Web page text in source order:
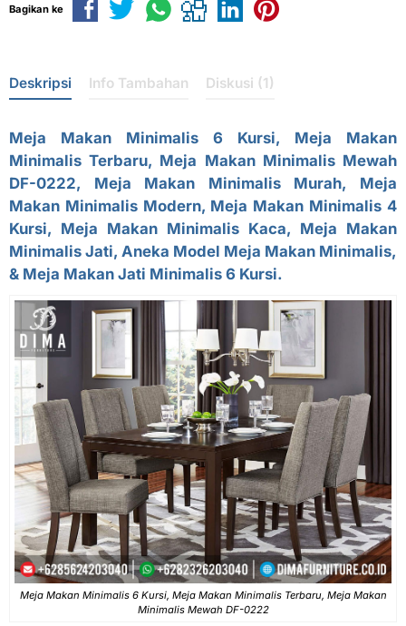
Bagikan ke
Deskripsi Info Tambahan Diskusi (1)
Meja Makan Minimalis 6 Kursi, Meja Makan
Minimalis Terbaru, Meja Makan Minimalis Mewah
DF-0222, Meja Makan Minimalis Murah, Meja
Makan Minimalis Modern, Meja Makan Minimalis 4
Kursi, Meja Makan Minimalis Kaca, Meja Makan
Minimalis Jati, Aneka Model Meja Makan Minimalis,
& Meja Makan Jati Minimalis 6 Kursi.
Meja Makan Minimalis 6 Kursi, Meja Makan Minimalis Terbaru, Meja Makan
Minimalis Mewah DF-0222